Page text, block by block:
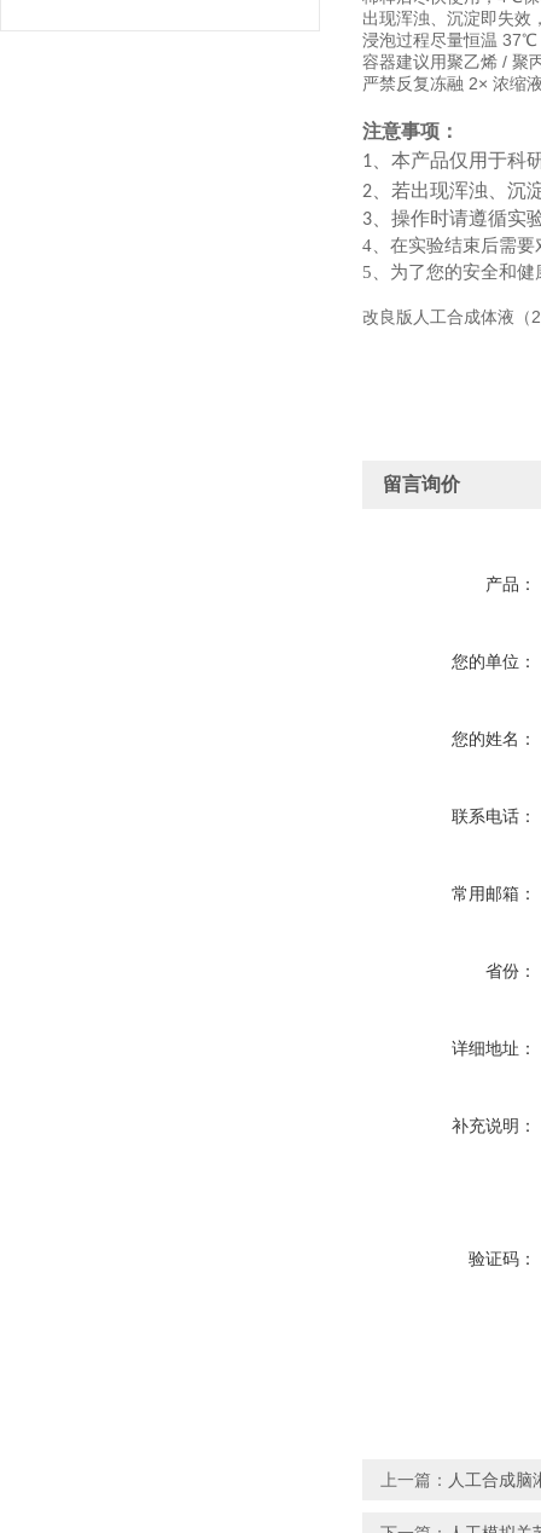
出现浑浊、沉淀即失效
浸泡过程尽量恒温 37℃
容器建议用聚乙烯 / 聚
严禁反复冻融 2× 浓缩
注意事项：
1 本产品仅用于科
2 若出现浑浊、沉
3 操作时请遵循实
4 、在实验结束后需
5 、为了您的安全和
改良版人工合成体液（
留言询价
产品：
您的单位：
您的姓名：
联系电话：
常用邮箱：
省份：
详细地址：
补充说明：
验证码：
上一篇： 人工合成脑